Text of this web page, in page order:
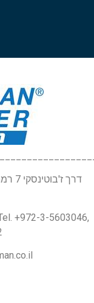
+972-3-5603046,